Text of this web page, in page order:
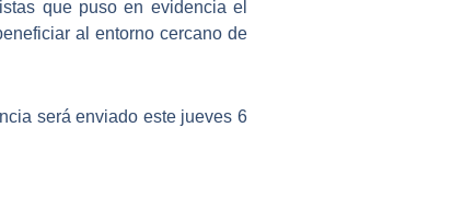
que puso en evidencia el
al entorno cercano de
será enviado este jueves 6